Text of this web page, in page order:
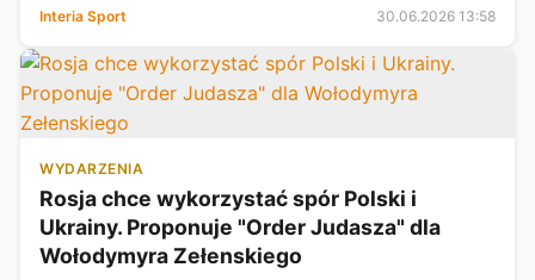
powody. Na hory...
Interia Sport 30.06.2026 13:58
WYDARZENIA
Rosja chce wykorzystać spór Polski i
Ukrainy. Proponuje "Order Judasza" dla
Wołodymyra Zełenskiego